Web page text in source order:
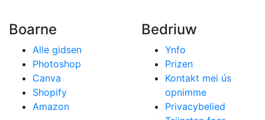
Boarne
Alle gidsen
Photoshop
Canva
Shopify
Amazon
Bedriuw
Ynfo
Prizen
Kontakt mei ús
opnimme
Privacybelied